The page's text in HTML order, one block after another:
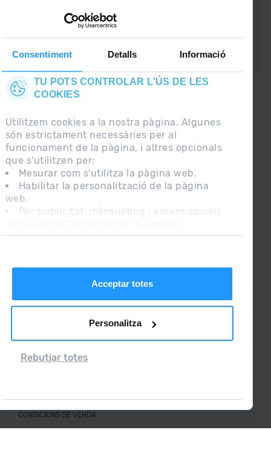
Consentiment Detalls Informació
TU POTS CONTROLAR L'ÚS DE LES
COOKIES
Utilitzem cookies a la nostra pàgina. Algunes
són estrictament necessàries per al
funcionament de la pàgina, i altres opcionals
que s'utilitzen per:
Mesurar com s'utilitza la pàgina web.
Habilitar la personalització de la pàgina
web.
Per publicitat, màrqueting i xarxes socials.
instal·lació de les cookies. Si prefereixes
Acceptar totes
Personalitza
Rebutjar totes
Ara, el més important a la teva butxaca.
GRANDVALIRA !
Segueix-nos a les Xarxes Socials i assabenta’t
de
lo últim el primer :)
CONTACTE
PREGUNTES FREQÜENTS
CONDICIONS DE VENDA